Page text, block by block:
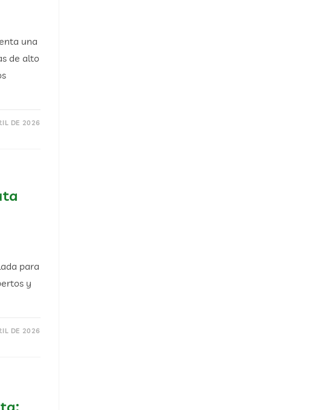
una
de alto
DE 2026
para
y
DE 2026